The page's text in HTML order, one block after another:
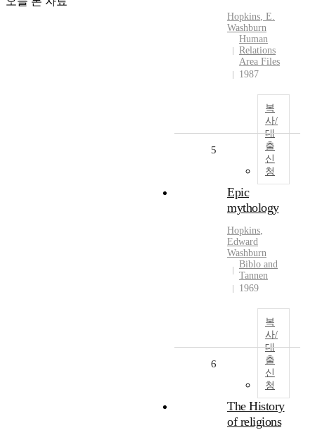
Hopkins, E.
Washburn
Human
Relations
Area Files
1987
복
사/
대
출
신
청
5
Epic
mythology
Hopkins,
Edward
Washburn
Biblo and
Tannen
1969
복
사/
대
출
신
청
6
The History
of religions